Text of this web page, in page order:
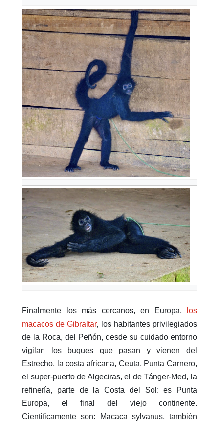
Finalmente los más cercanos, en Europa,
os
macacos de Gibraltar, los habitantes privilegiados
de la Roca, del Peñón, desde su cuidado entorno
vigilan los buques que pasan y vienen del
Estrecho, la costa africana, Ceuta, Punta Carnero,
el super-puerto de Algeciras, el de Tánger-Med, la
refinería, parte de la Costa del Sol: es Punta
Europa, el final del viejo continente.
Cientificamente son: Macaca sylvanus, también